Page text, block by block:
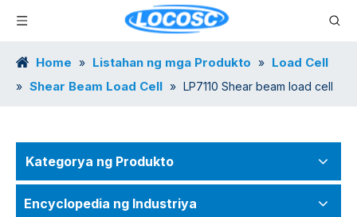
Home » Listahan ng mga Produkto » Load Cell
» Shear Beam Load Cell » LP7110 Shear beam load cell
Kategorya ng Produkto
Encyclopedia ng Industriya